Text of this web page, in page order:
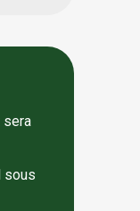
sera
sous